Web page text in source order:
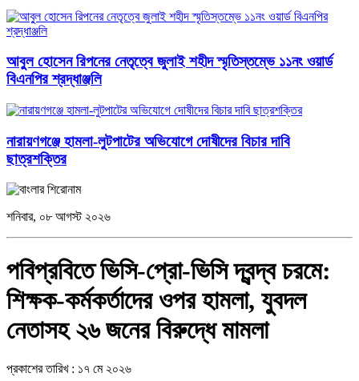
আবু্ল হোসেন রিপনের নেতৃত্বে জুলাই শহীদ স্মৃতিস্তম্ভে ১১নং ওয়ার্ড
বিএনপির শ্রদ্ধাঞ্জলি
নারায়ণগঞ্জে হামলা-লুটপাটের অভিযোগে দোষীদের বিচার দাবি
ছাত্রশক্তির
শনিবার, ০৮ আগস্ট ২০২৬
পবিপ্রবিতে ভিসি-প্রো-ভিসি দ্বন্দ্ব চরমে:
শিক্ষক-কর্মকর্তাদের ওপর হামলা, যুবদল
নেতাসহ ২৬ জনের বিরুদ্ধে মামলা
প্রকাশের তারিখ : ১৭ মে ২০২৬